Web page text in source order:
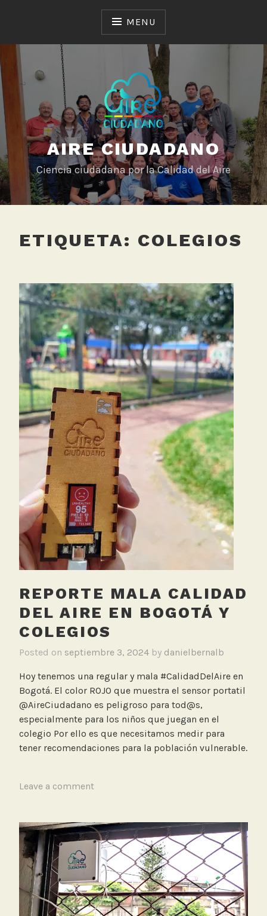
MENU
AIRE CIUDADANO
Ciencia ciudadana por la Calidad del Aire
ETIQUETA: COLEGIOS
REPORTE MALA CALIDAD
DEL AIRE EN BOGOTÁ Y
COLEGIOS
Posted on septiembre 3, 2024 by danielbernalb
Hoy tenemos una regular y mala #CalidadDelAire en
Bogotá. El color ROJO que muestra el sensor portatil
@AireCiudadano es peligroso para tod@s,
especialmente para los niños que juegan en el
colegio Por ello es que necesitamos medir para
tener recomendaciones para la población vulnerable.
T
g
e
d
C
o
Leave a comment